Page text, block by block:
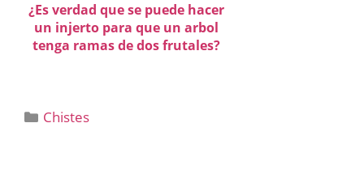
¿Es verdad que se puede hacer
un injerto para que un arbol
tenga ramas de dos frutales?
Categorías
Chistes